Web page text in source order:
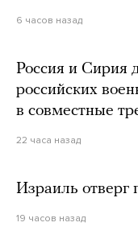
6 часов назад
Россия и Сирия
российских
в совместные
22 часа назад
Израиль отверг
19 часов назад